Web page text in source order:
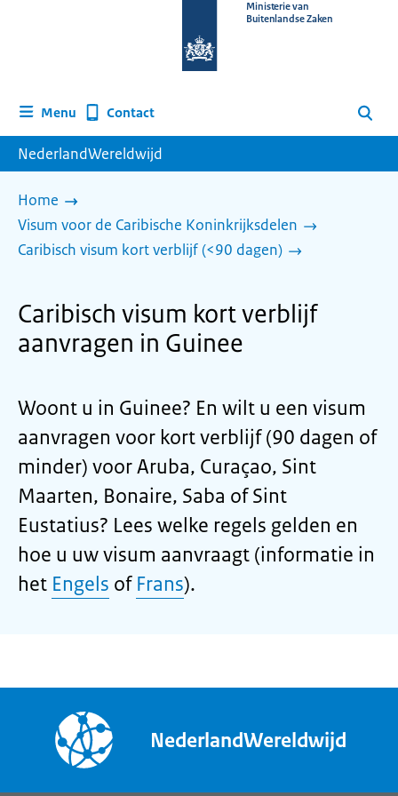
homepage
Ministerie van
Buitenlandse Zaken
Menu Contact Zoeken
NederlandWereldwijd
Home
Visum voor de Caribische Koninkrijksdelen
Caribisch visum kort verblijf (<90 dagen)
Caribisch visum kort verblijf
aanvragen in Guinee
Woont u in Guinee? En wilt u een visum
aanvragen voor kort verblijf (90 dagen of
minder) voor Aruba, Curaçao, Sint
Maarten, Bonaire, Saba of Sint
Eustatius? Lees welke regels gelden en
hoe u uw visum aanvraagt (informatie in
het Engels of Frans).
NederlandWereldwijd